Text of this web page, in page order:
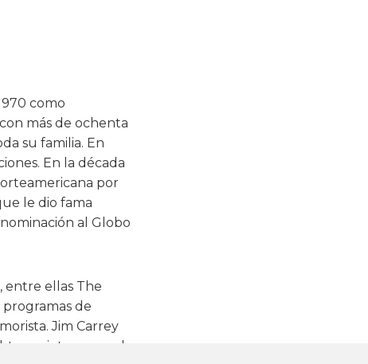
como
más de ochenta
su familia. En
En la década
por
le dio fama
al Globo
entre ellas The
de
Jim Carrey
siete veces el